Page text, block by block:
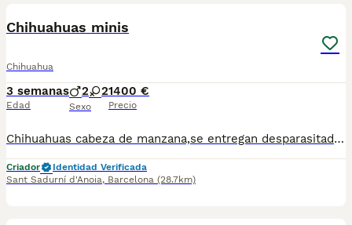
Chihuahuas minis
Chihuahua
3 semanas
Edad
2 2
Sexo
1400 €
Precio
Chihuahuas cabeza de manzana,se entregan desparasitados y vacunados para más información llamar o escribir al 682908382
Criador
Identidad Verificada
Sant Sadurní d'Anoia, Barcelona (28.7km)